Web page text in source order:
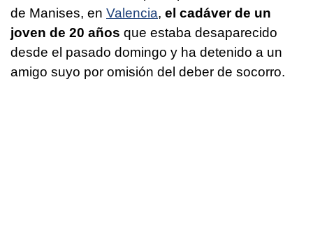
de Manises, en Valencia, el cadáver de un
joven de 20 años que estaba desaparecido
desde el pasado domingo y ha detenido a un
amigo suyo por omisión del deber de socorro.